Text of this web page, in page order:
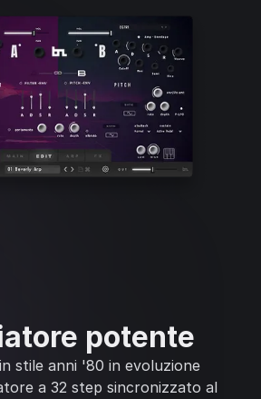
potente
stile anni '80 in evoluzione
a 32 step sincronizzato al